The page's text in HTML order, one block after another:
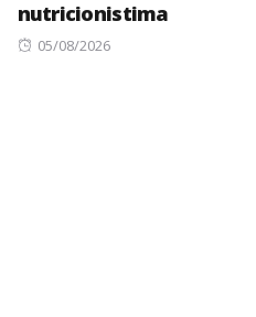
nutricionistima
Posted
05/08/2026